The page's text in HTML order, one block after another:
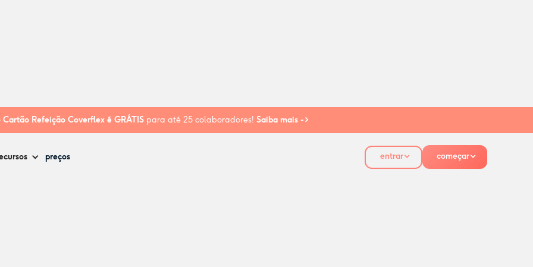
Cartão Refeição Coverflex é GRÁTIS para até 25 colaboradores! Saiba mais ->
preços entrar começar